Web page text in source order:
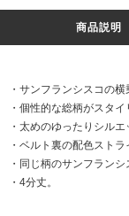
商品説明
・サンフランシスコの
・個性的な総柄がスタイ
・太めのゆったりシルエ
・ベルト裏の配色ストラ
・同じ柄のサンフラン
・4分丈。